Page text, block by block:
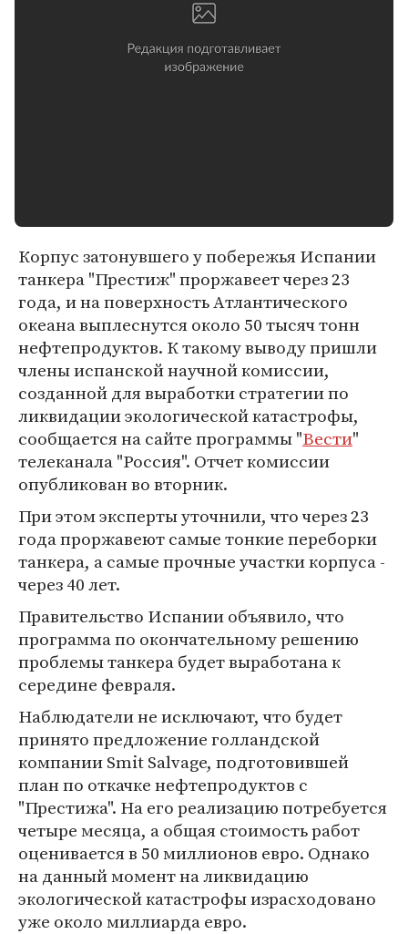
Корпус затонувшего у побережья Испании
танкера "Престиж" проржавеет через 23
года, и на поверхность Атлантического
океана выплеснутся около 50 тысяч тонн
нефтепродуктов. К такому выводу пришли
члены испанской научной комиссии,
созданной для выработки стратегии по
ликвидации экологической катастрофы,
сообщается на сайте программы "Вести"
телеканала "Россия". Отчет комиссии
опубликован во вторник.
При этом эксперты уточнили, что через 23
года проржавеют самые тонкие переборки
танкера, а самые прочные участки корпуса -
через 40 лет.
Правительство Испании объявило, что
программа по окончательному решению
проблемы танкера будет выработана к
середине февраля.
Наблюдатели не исключают, что будет
принято предложение голландской
компании Smit Salvage, подготовившей
план по откачке нефтепродуктов с
"Престижа". На его реализацию потребуется
четыре месяца, а общая стоимость работ
оценивается в 50 миллионов евро. Однако
на данный момент на ликвидацию
экологической катастрофы израсходовано
уже около миллиарда евро.